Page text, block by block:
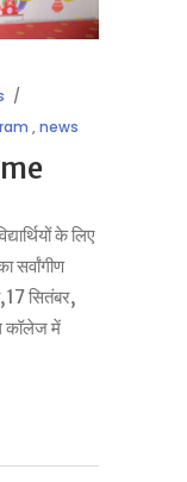
,news
के लिए
सर्वांगीण
सितंबर,
कॉलेज में